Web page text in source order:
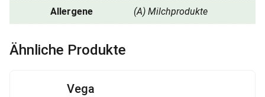
g
Allergene (A) Milchprodukte
Ähnliche Produkte
Vega